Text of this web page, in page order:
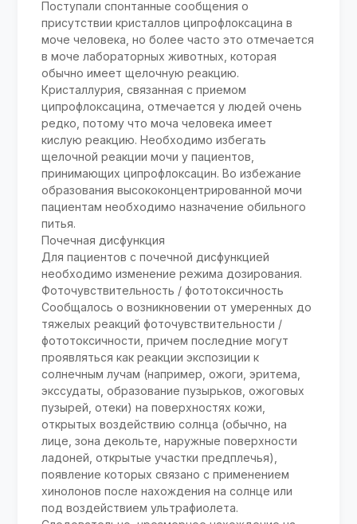
Поступали спонтанные сообщения о
присутствии кристаллов ципрофлоксацина в
моче человека, но более часто это отмечается
в моче лабораторных животных, которая
обычно имеет щелочную реакцию.
Кристаллурия, связанная с приемом
ципрофлоксацина, отмечается у людей очень
редко, потому что моча человека имеет
кислую реакцию. Необходимо избегать
щелочной реакции мочи у пациентов,
принимающих ципрофлоксацин. Во избежание
образования высококонцентрированной мочи
пациентам необходимо назначение обильного
питья.
Почечная дисфункция
Для пациентов с почечной дисфункцией
необходимо изменение режима дозирования.
Фоточувствительность / фототоксичность
Сообщалось о возникновении от умеренных до
тяжелых реакций фоточувствительности /
фототоксичности, причем последние могут
проявляться как реакции экспозиции к
солнечным лучам (например, ожоги, эритема,
экссудаты, образование пузырьков, ожоговых
пузырей, отеки) на поверхностях кожи,
открытых воздействию солнца (обычно, на
лице, зона декольте, наружные поверхности
ладоней, открытые участки предплечья),
появление которых связано с применением
хинолонов после нахождения на солнце или
под воздействием ультрафиолета.